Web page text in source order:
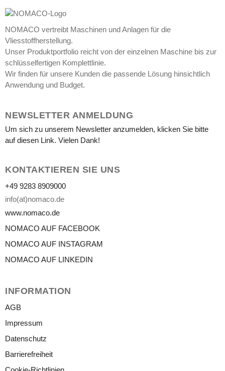
NOMACO vertreibt Maschinen und Anlagen für die
Vliesstoffherstellung.
Unser Produktportfolio reicht von der einzelnen Maschine bis zur
schlüsselfertigen Komplettlinie.
Wir finden für unsere Kunden die passende Lösung hinsichtlich
Anwendung und Budget.
NEWSLETTER ANMELDUNG
Um sich zu unserem Newsletter anzumelden, klicken Sie bitte
auf diesen Link. Vielen Dank!
KONTAKTIEREN SIE UNS
+49 9283 8909000
info(at)nomaco.de
www.nomaco.de
NOMACO AUF FACEBOOK
NOMACO AUF INSTAGRAM
NOMACO AUF LINKEDIN
INFORMATION
AGB
Impressum
Datenschutz
Barrierefreiheit